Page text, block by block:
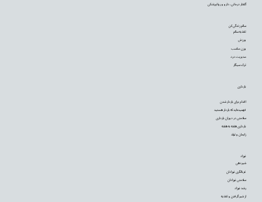
نوزاد
شیردهی
غربالگری نوزادان
سلامتی نوزادان
رشد نوزاد
از شیر گرفتن و تغذیه
بارداری
اقدام برای باردار شدن
فهمیده‌اید که باردار هستید
سلامتی در دوران بارداری
بارداری هفته به هفته
زایمان و تولد
سالم زندگی کن
تغذیه سالم
ورزش
وزن مناسب
مدیریت درد
ترک سیگار
گفتار درمانی، دارو و روانپزشکی